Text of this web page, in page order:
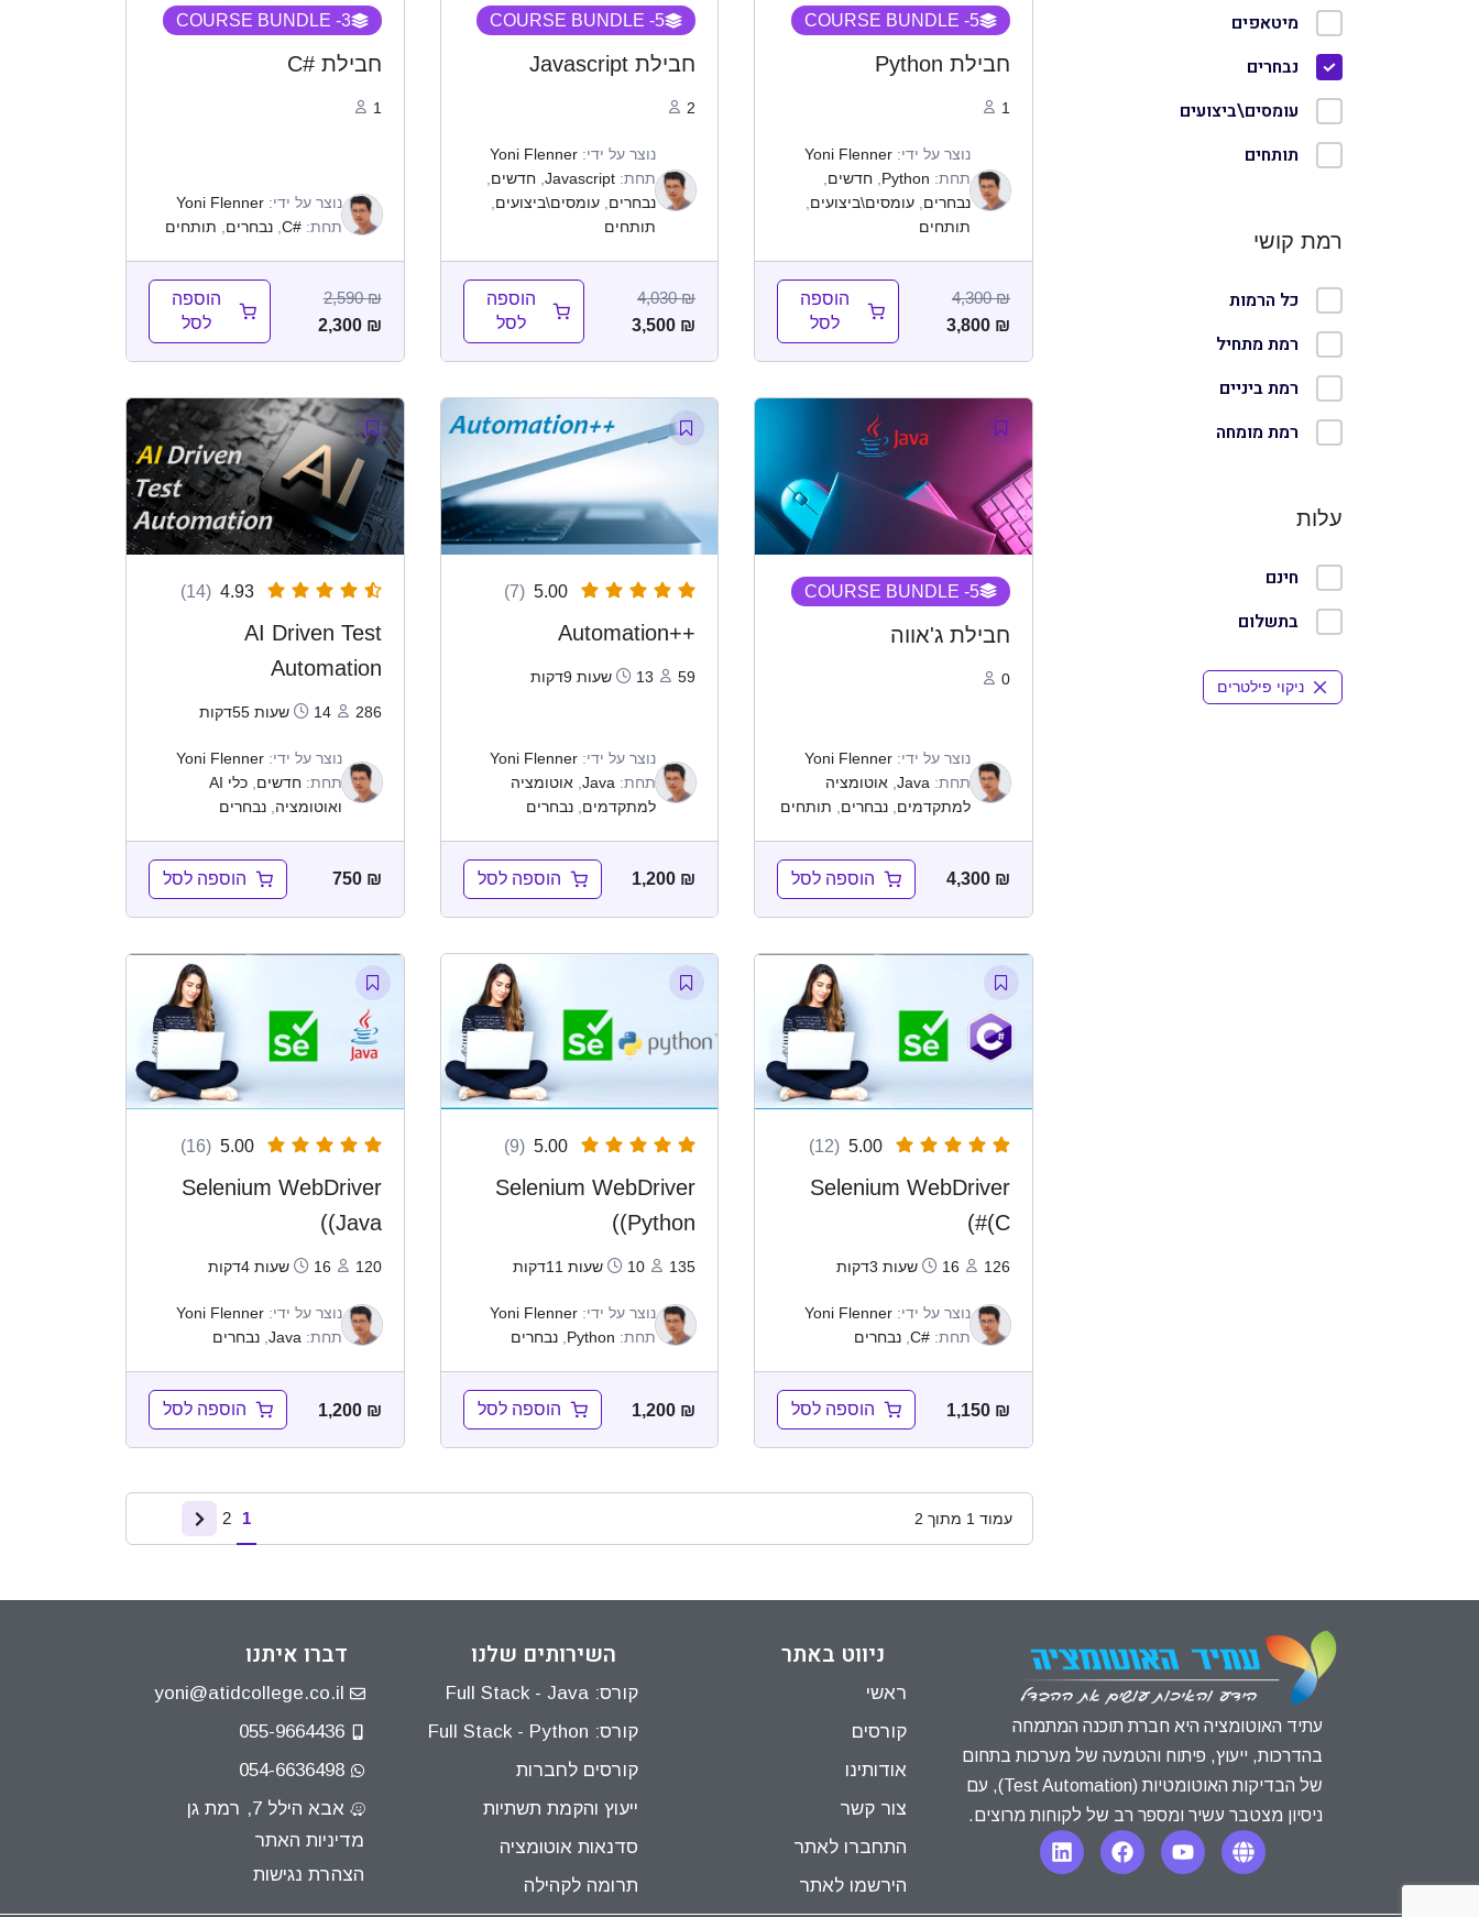
מיטאפים
נבחרים
עומסים\ביצועים
תותחים
רמת קושי
כל הרמות
רמת מתחיל
רמת ביניים
רמת מומחה
עלות
חינם
בתשלום
ניקוי פילטרים
5
- COURSE BUNDLE
חבילת Python
1
נוצר על ידי: Yoni Flenner
תחת: Python חדשים
נבחרים עומסים\ביצועים
תותחים
4,300₪
3,800 ₪
הוספה
לסל
5
- COURSE BUNDLE
חבילת Javascript
2
נוצר על ידי: Yoni Flenner
תחת: Javascript
, חדשים
נבחרים עומסים\ביצועים
תותחים
4,030₪
3,500 ₪
הוספה
לסל
3
- COURSE BUNDLE
חבילת #C
1
נוצר על ידי:Yoni Flenner
תחת:#C
,נבחרים תותחים
2,590₪
2,300 ₪
הוספה
לסל
5
- COURSE BUNDLE
חבילת ג'אווה
0
נוצר על ידי: Yoni Flenner
תחת: Java אוטומציה
למתקדמים נבחרים תותחים
4,300 ₪ הוספה לסל
5.00
(7)
++Automation
59 13שעות 9דקות
נוצר על ידי: Yoni Flenner
תחת: Java
, אוטומציה
למתקדמים נבחרים
1,200 ₪ הוספה לסל
4.93
(14)
AI Driven Test
Automation
286 14שעות 55דקות
נוצר על ידי:Yoni Flenner
תחת: חדשים ,
כלי AI
ואוטומציה ,נבחרים
750 ₪ הוספה לסל
5.00
(12)
Selenium WebDriver
(C#)
126 16שעות 3דקות
נוצר על ידי: Yoni Flenner
תחת: #C נבחרים
1,150 ₪ הוספה לסל
5.00
(9)
Selenium WebDriver
(Python)
135 10שעות 11דקות
נוצר על ידי: Yoni Flenner
תחת: Python נבחרים
1,200 ₪ הוספה לסל
5.00
(16)
Selenium WebDriver
(Java)
120 16שעות 4דקות
נוצר על ידי:Yoni Flenner
תחת: Java
,נבחרים
1,200 ₪ הוספה לסל
עמוד 1 מתוך 2
1
2
עתיד האוטומציה היא חברת תוכנה המתמחה
בהדרכות, ייעוץ, פיתוח והטמעה של מערכות בתחום
של הבדיקות האוטומטיות (Test Automation), עם
ניסיון מצטבר עשיר ומספר רב של לקוחות מרוצים.
ניווט באתר
ראשי
קורסים
אודותינו
צור קשר
התחברו לאתר
הירשמו לאתר
השירותים שלנו
קורס: Full Stack - Java
קורס: Full Stack - Python
קורסים לחברות
ייעוץ והקמת תשתיות
סדנאות אוטומציה
תרומה לקהילה
דברו איתנו
yoni@atidcollege.co.il
055-9664436
054-6636498
אבא הילל 7, רמת גן
מדיניות האתר
הצהרת נגישות